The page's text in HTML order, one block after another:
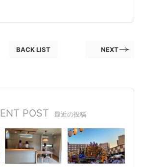
BACK LIST NEXT
POST 最近の投稿